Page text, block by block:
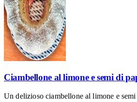
Ciambellone al limone e semi di
Un delizioso ciambellone al limone e